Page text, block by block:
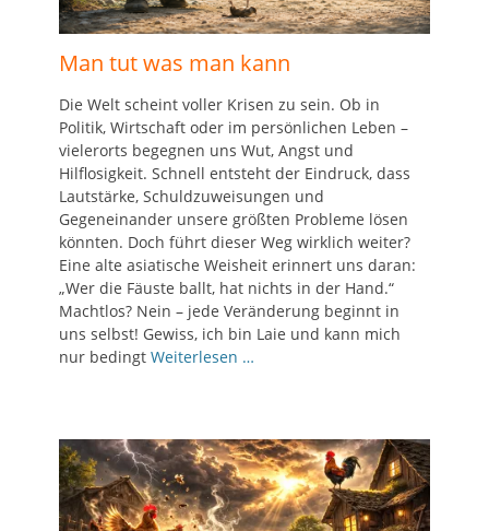
Man tut was man kann
Die Welt scheint voller Krisen zu sein. Ob in
Politik, Wirtschaft oder im persönlichen Leben –
vielerorts begegnen uns Wut, Angst und
Hilflosigkeit. Schnell entsteht der Eindruck, dass
Lautstärke, Schuldzuweisungen und
Gegeneinander unsere größten Probleme lösen
könnten. Doch führt dieser Weg wirklich weiter?
Eine alte asiatische Weisheit erinnert uns daran:
„Wer die Fäuste ballt, hat nichts in der Hand.“
Machtlos? Nein – jede Veränderung beginnt in
uns selbst! Gewiss, ich bin Laie und kann mich
nur bedingt Weiterlesen …